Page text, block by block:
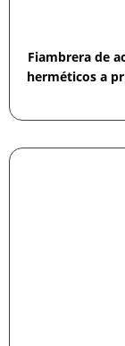
Fiambrera de
herméticos a